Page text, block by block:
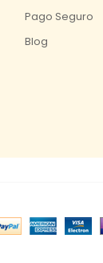
Pago Seguro
Blog